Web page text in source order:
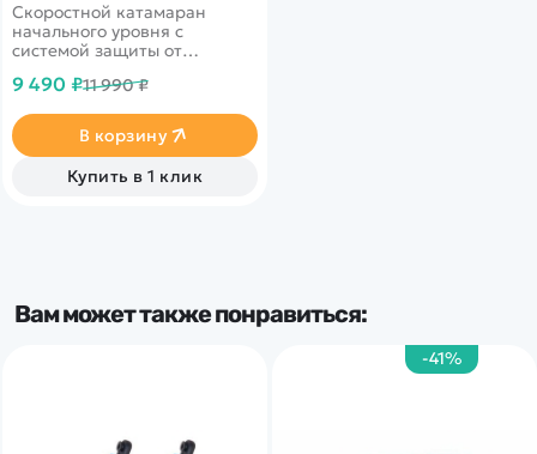
Скоростной катамаран
начального уровня с
системой защиты от
металлический гребной
мотора
9 490 ₽11 990 ₽
В корзину
Купить в 1 клик
Вам может также понравиться:
-41%